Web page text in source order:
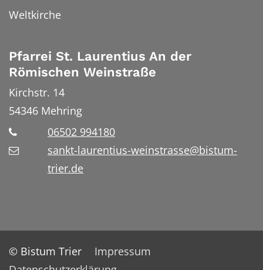
Weltkirche
Pfarrei St. Laurentius An der
Römischen Weinstraße
Kirchstr. 14
54346 Mehring
06502 994180
sankt-laurentius-weinstrasse@bistum-
trier.de
© Bistum Trier
Impressum